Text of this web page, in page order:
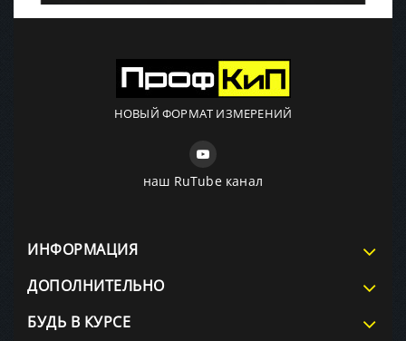
НОВЫЙ ФОРМАТ ИЗМЕРЕНИЙ
наш RuTube канал
ИНФОРМАЦИЯ
ДОПОЛНИТЕЛЬНО
БУДЬ В КУРСЕ